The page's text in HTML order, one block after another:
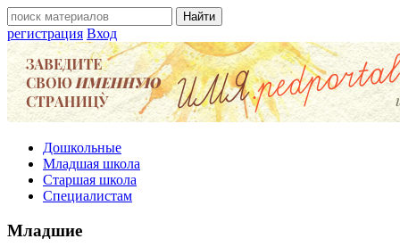
регистрация Вход
Дошкольные
Младшая школа
Старшая школа
Специалистам
Младшие